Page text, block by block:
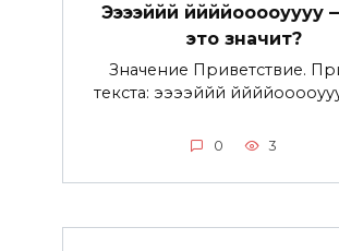
Ээээййй ййййооооуууу
это значит?
Значение Приветствие.
текста: ээээййй
0 3